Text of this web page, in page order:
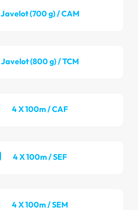
Javelot (700 g) / CAM
Javelot (800 g) / TCM
4 X 100m / CAF
4 X 100m / SEF
4 X 100m / SEM